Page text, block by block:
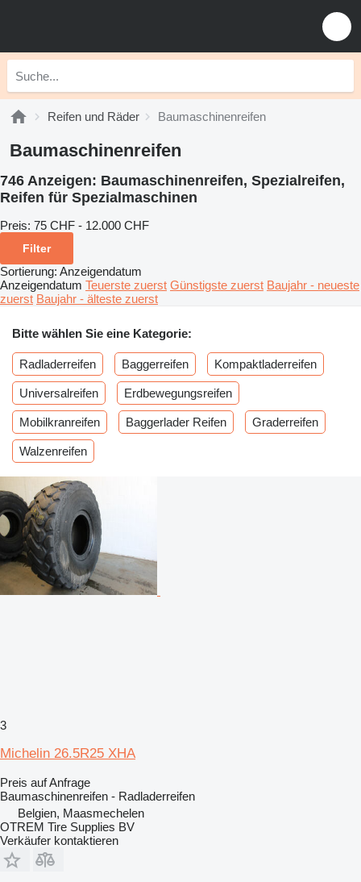
Reifen und Räder Baumaschinenreifen
Baumaschinenreifen
746 Anzeigen: Baumaschinenreifen, Spezialreifen,
Reifen für Spezialmaschinen
Preis: 75 CHF - 12.000 CHF
Filter
Sortierung: Anzeigendatum
Anzeigendatum Teuerste zuerst Günstigste zuerst Baujahr - neueste
zuerst Baujahr - älteste zuerst
Bitte wählen Sie eine Kategorie:
Radladerreifen Baggerreifen Kompaktladerreifen
Universalreifen Erdbewegungsreifen
Mobilkranreifen Baggerlader Reifen Graderreifen
Walzenreifen
3
Michelin 26.5R25 XHA
Preis auf Anfrage
Baumaschinenreifen - Radladerreifen
Belgien, Maasmechelen
OTREM Tire Supplies BV
Verkäufer kontaktieren